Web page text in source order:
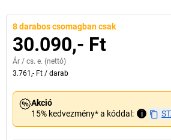
8 darabos csomagban csak
30.090,- Ft
Ár / cs. e. (nettó)
3.761,- Ft / darab
Akció
15% kedvezmény* a kóddal:
i